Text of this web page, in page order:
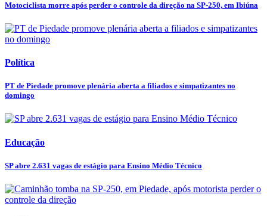
Motociclista morre após perder o controle da direção na SP-250, em Ibiúna
Política
PT de Piedade promove plenária aberta a filiados e simpatizantes no
domingo
Educação
SP abre 2.631 vagas de estágio para Ensino Médio Técnico